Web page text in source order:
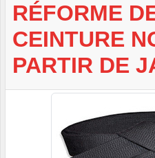
RÉFORME
CEINTURE
PARTIR DE